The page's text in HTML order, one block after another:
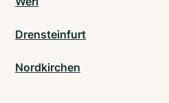
Drensteinfurt
Nordkirchen